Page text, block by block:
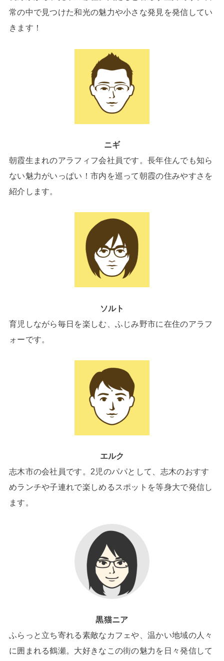
常の中で見つけた和光の魅力や小さな発見を発信してい
きます！
ニギ
朝霞生まれのアラフィフ会社員です。長年住んでも知ら
ない魅力がいっぱい！市内を巡って朝霞の住みやすさを
紹介します。
ソルト
育児しながら毎日を楽しむ、ふじみ野市に在住のアラフ
ォーです。
エルク
志木市の会社員です。2児のパパとして、志木のおすす
めランチや子連れで楽しめるスポットを等身大で発信し
ます。
黒猫ニア
ふらっと立ち寄れる素敵なカフェや、温かい地域の人々
に囲まれる鶴瀬。大好きなこの街の魅力を日々発信して